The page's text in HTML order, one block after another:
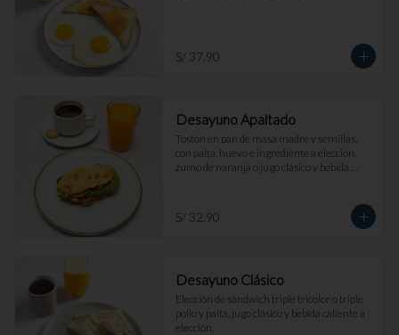
S/ 37.90
Desayuno Apaltado
Tostón en pan de masa madre y semillas,
con palta, huevo e ingrediente a elección,
zumo de naranja o jugo clásico y bebida
S/ 32.90
Desayuno Clásico
Elección de sándwich triple tricolor o triple
pollo y palta, jugo clásico y bebida caliente a
elección.